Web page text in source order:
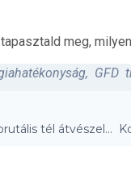
tapasztald meg,
, GFD
Életmentő norvég módszer a brutális tél átvészelésére!